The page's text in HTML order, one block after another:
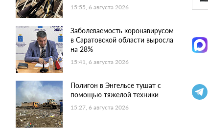
15:55, 6 августа 2026
Заболеваемость коронавирусом
в Саратовской области выросла
на 28%
15:41, 6 августа 2026
Полигон в Энгельсе тушат с
помощью тяжелой техники
15:27, 6 августа 2026